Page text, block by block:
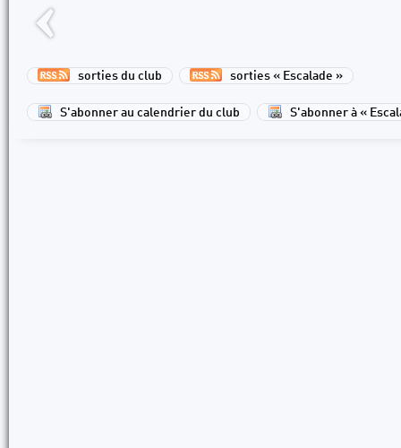
sorties du club sorties « Escalade »
S'abonner au calendrier du club S'abonner à «